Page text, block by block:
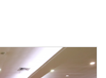
คโนโลยี จำกัด เพราะ
ระดับ Platinum ใน